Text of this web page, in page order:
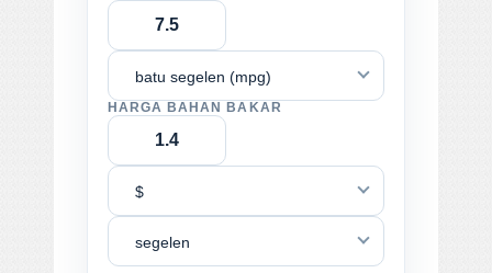
batu segelen (mpg)
HARGA BAHAN BAKAR
$
segelen